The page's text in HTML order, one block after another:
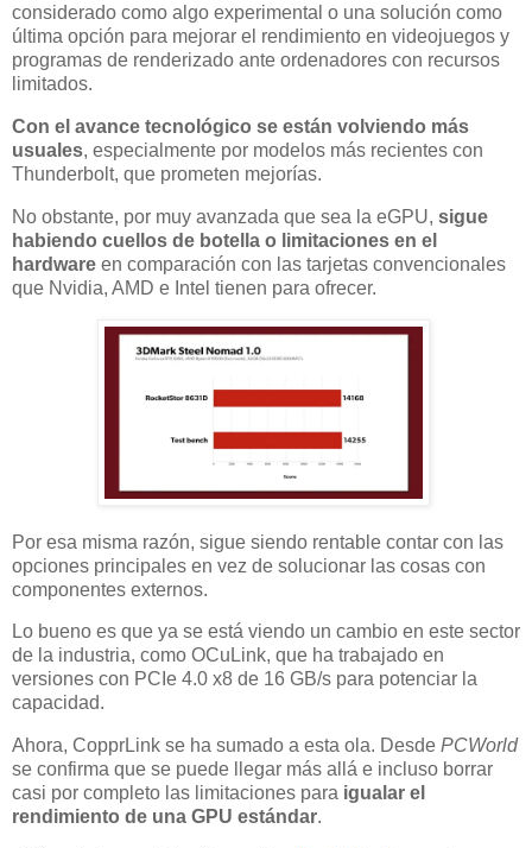
considerado como algo experimental o una solución como
última opción para mejorar el rendimiento en videojuegos y
programas de renderizado ante ordenadores con recursos
limitados.
Con el avance tecnológico se están volviendo más
usuales, especialmente por modelos más recientes con
Thunderbolt, que prometen mejorías.
No obstante, por muy avanzada que sea la eGPU, sigue
habiendo cuellos de botella o limitaciones en el
hardware en comparación con las tarjetas convencionales
que Nvidia, AMD e Intel tienen para ofrecer.
Por esa misma razón, sigue siendo rentable contar con las
opciones principales en vez de solucionar las cosas con
componentes externos.
Lo bueno es que ya se está viendo un cambio en este sector
de la industria, como OCuLink, que ha trabajado en
versiones con PCIe 4.0 x8 de 16 GB/s para potenciar la
capacidad.
Ahora, CopprLink se ha sumado a esta ola. Desde PCWorld
se confirma que se puede llegar más allá e incluso borrar
casi por completo las limitaciones para igualar el
rendimiento de una GPU estándar.